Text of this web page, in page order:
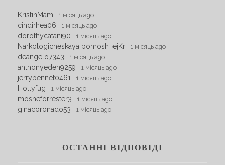
KristinMam 1 місяць ago
cindirhea06 1 місяць ago
dorothycatani90 1 місяць ago
Narkologicheskaya pomosh_ejKr 1 місяць ago
deangelo7343 1 місяць ago
anthonyeden9259 1 місяць ago
jerrybennet0461 1 місяць ago
Hollyfug 1 місяць ago
mosheforrester3 1 місяць ago
ginacoronado53 1 місяць ago
ОСТАННІ ВІДПОВІДІ